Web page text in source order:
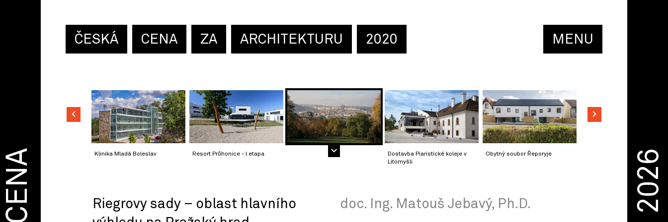
ČESKÁ CENA ZA ARCHITEKTURU 2020 MENU
Klinika Mladá Boleslav Resort Průhonice - I.etapa
Dostavba Piaristické koleje v
Litomyšli
Obytný soubor Řeporyje
Riegrovy sady – oblast hlavního
doc. Ing. Matouš Jebavý, Ph.D.
CENA 2026